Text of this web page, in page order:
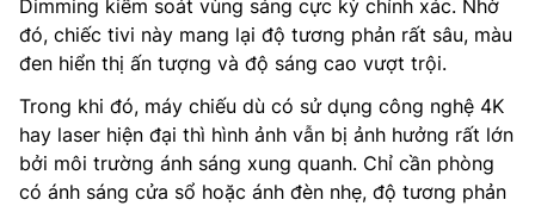
Dimming kiểm soát vùng sáng cực kỳ chính xác. Nhờ
đó, chiếc tivi này mang lại độ tương phản rất sâu, màu
đen hiển thị ấn tượng và độ sáng cao vượt trội.
Trong khi đó, máy chiếu dù có sử dụng công nghệ 4K
hay laser hiện đại thì hình ảnh vẫn bị ảnh hưởng rất lớn
bởi môi trường ánh sáng xung quanh. Chỉ cần phòng
có ánh sáng cửa sổ hoặc ánh đèn nhẹ, độ tương phản